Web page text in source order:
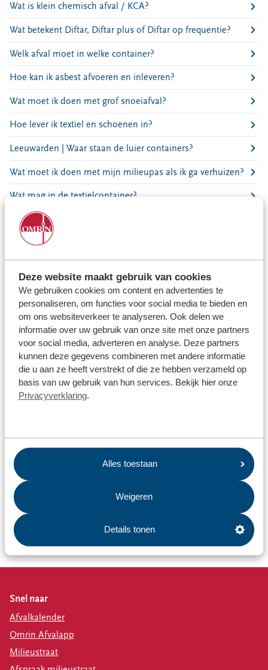
Deze website maakt gebruik van cookies
We gebruiken cookies om content en advertenties te
personaliseren, om functies voor social media te bieden en
om ons websiteverkeer te analyseren. Ook delen we
informatie over uw gebruik van onze site met onze partners
voor social media, adverteren en analyse. Deze partners
kunnen deze gegevens combineren met andere informatie
die u aan ze heeft verstrekt of die ze hebben verzameld op
basis van uw gebruik van hun services. Bekijk hier onze
Privacyverklaring.
Alles toestaan
Weigeren
Details tonen
Pers
Locaties
Werken bij
Voor gemeenten
Voor leveranciers en bezoekers
Wat is klein chemisch afval / KCA?
Wat betekent Diftar, Diftar plus of Diftar op frequentie?
Welk afval moet in welke container?
Hoe kan ik asbest afvoeren en inleveren?
Wat moet ik doen met grof snoeiafval?
Hoe lever ik textiel en schoenen in?
Leeuwarden | Waar staan de luier containers?
Wat moet ik doen met mijn milieupas als ik ga verhuizen?
Wat mag in de textielcontainer?
Wanneer zijn de takkenroutes of extra gft-routes?
Wat gebeurt er met mijn restafval?
heliumflessen?
Wat gebeurt er met textiel?
Hoe kan ik zien of mijn aanmelding voor het ophalen van
afval goed is ontvangen?
Waar kan ik mijn kerstboom inleveren?
Wat doet Omrin voor biodiversiteit?
Waarom moet ik mijn afval scheiden?
Wat doet Omrin voor een duurzame wereld?
Wat mag niet in de textielcontainer?
Hebben jullie tips om afval te scheiden?
Snel naar
Afvalkalender
Omrin Afvalapp
Milieustraat